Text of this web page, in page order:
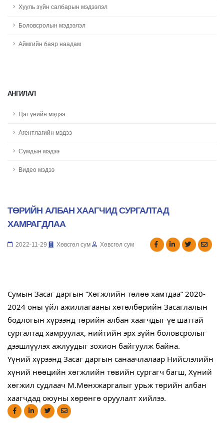
Хууль зүйн салбарын мэдээлэл
Боловсролын мэдээлэл
Аймгийн баяр наадам
АНГИЛАЛ
Цаг үеийн мэдээ
Агентлагийн мэдээ
Сумдын мэдээ
Видео мэдээ
ТӨРИЙН АЛБАН ХААГЧИД СУРГАЛТАД
ХАМРАГДЛАА
2022-11-29 Хөвсгөл сум Хөвсгөл сум
Сумын Засаг даргын “Хөгжлийн төлөө хамтдаа” 2020-
2024 оны үйл ажиллагааны хөтөлбөрийн Засаглалын
бодлогын хүрээнд төрийн албан хаагчдыг үе шаттай
сургалтад хамруулах, нийтийн эрх зүйн боловсролыг
дээшлүүлэх ажлуудыг зохион байгуулж байна.
Үүний хүрээнд Засаг даргын санаачлалаар Нийслэлийн
хүний нөөцийн хөгжлийн төвийн сургагч багш, Хүний
хөгжил судлаач М.Мөнхжаргалыг урьж төрийн албан
хаагчдад оюуны хөрөнгө оруулалт хийлээ.